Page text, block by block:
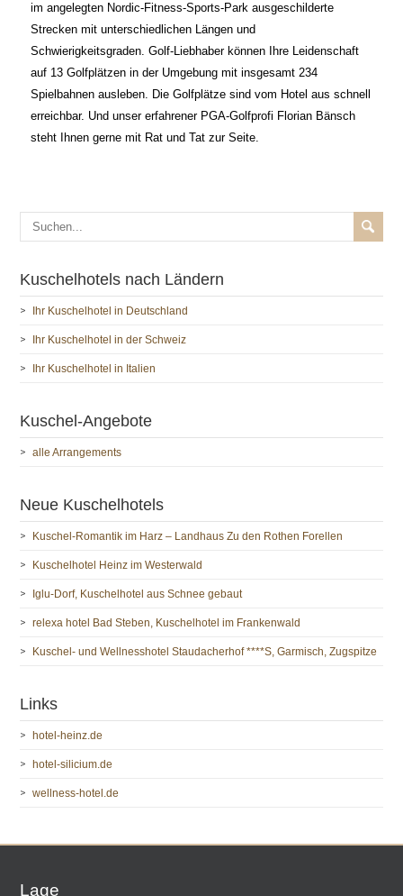
im angelegten Nordic-Fitness-Sports-Park ausgeschilderte
Strecken mit unterschiedlichen Längen und
Schwierigkeitsgraden. Golf-Liebhaber können Ihre Leidenschaft
auf 13 Golfplätzen in der Umgebung mit insgesamt 234
Spielbahnen ausleben. Die Golfplätze sind vom Hotel aus schnell
erreichbar. Und unser erfahrener PGA-Golfprofi Florian Bänsch
steht Ihnen gerne mit Rat und Tat zur Seite.
Kuschelhotels nach Ländern
Ihr Kuschelhotel in Deutschland
Ihr Kuschelhotel in der Schweiz
Ihr Kuschelhotel in Italien
Kuschel-Angebote
alle Arrangements
Neue Kuschelhotels
Kuschel-Romantik im Harz – Landhaus Zu den Rothen Forellen
Kuschelhotel Heinz im Westerwald
Iglu-Dorf, Kuschelhotel aus Schnee gebaut
relexa hotel Bad Steben, Kuschelhotel im Frankenwald
Kuschel- und Wellnesshotel Staudacherhof ****S, Garmisch, Zugspitze
Links
hotel-heinz.de
hotel-silicium.de
wellness-hotel.de
Lage